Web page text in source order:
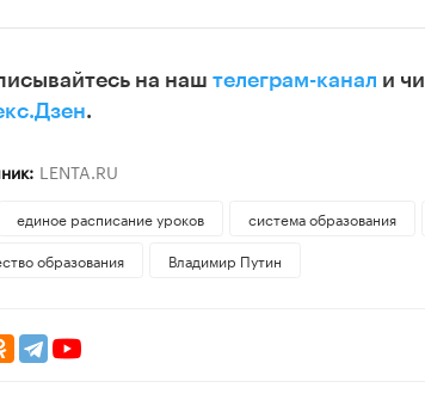
на наш телеграм-канал и
.
LENTA.RU
единое расписание уроков система образования
образования
Владимир Путин